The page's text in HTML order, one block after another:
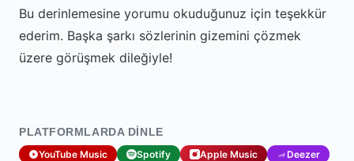
Bu derinlemesine yorumu okuduğunuz için teşekkür
ederim. Başka şarkı sözlerinin gizemini çözmek
üzere görüşmek dileğiyle!
PLATFORMLARDA DINLE
YouTube Music Spotify Apple Music Deezer